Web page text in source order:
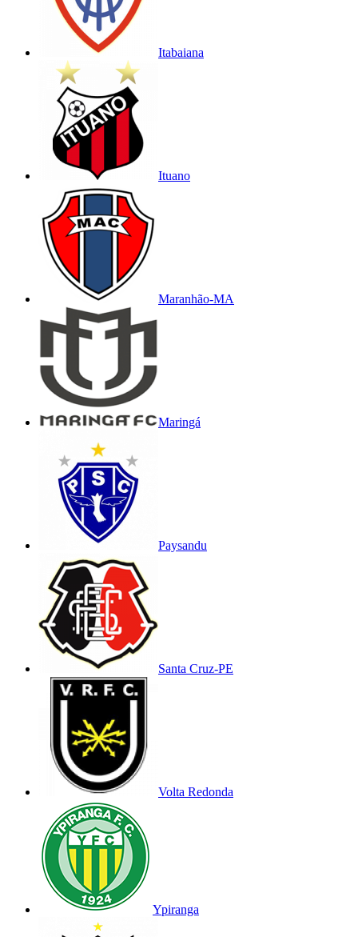
Itabaiana
Ituano
Maranhão-MA
Maringá
Paysandu
Santa Cruz-PE
Volta Redonda
Ypiranga